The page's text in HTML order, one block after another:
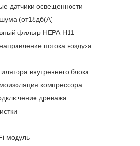
датчики освещенности
(от18дб(А)
фильтр НЕРА Н11
потока воздуха
внутреннего блока
компрессора
дренажа
модуль